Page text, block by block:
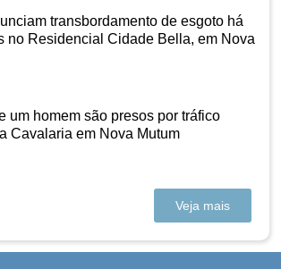
transbordamento de esgoto há
no Residencial Cidade Bella, em Nova
um homem são presos por tráfico
Cavalaria em Nova Mutum
Veja mais